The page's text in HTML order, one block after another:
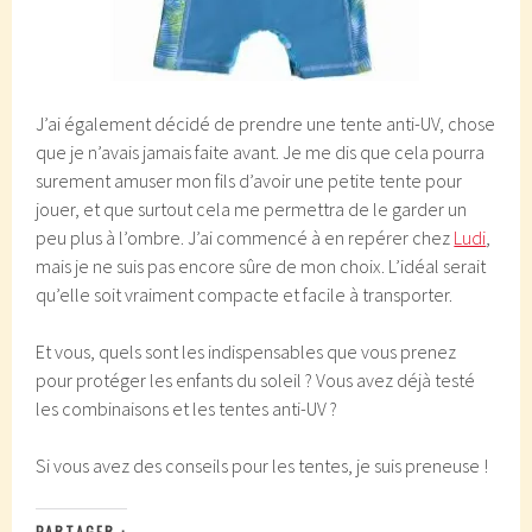
J’ai également décidé de prendre une tente anti-UV, chose
que je n’avais jamais faite avant. Je me dis que cela pourra
surement amuser mon fils d’avoir une petite tente pour
jouer, et que surtout cela me permettra de le garder un
peu plus à l’ombre. J’ai commencé à en repérer chez Ludi,
mais je ne suis pas encore sûre de mon choix. L’idéal serait
qu’elle soit vraiment compacte et facile à transporter.
Et vous, quels sont les indispensables que vous prenez
pour protéger les enfants du soleil ? Vous avez déjà testé
les combinaisons et les tentes anti-UV ?
Si vous avez des conseils pour les tentes, je suis preneuse !